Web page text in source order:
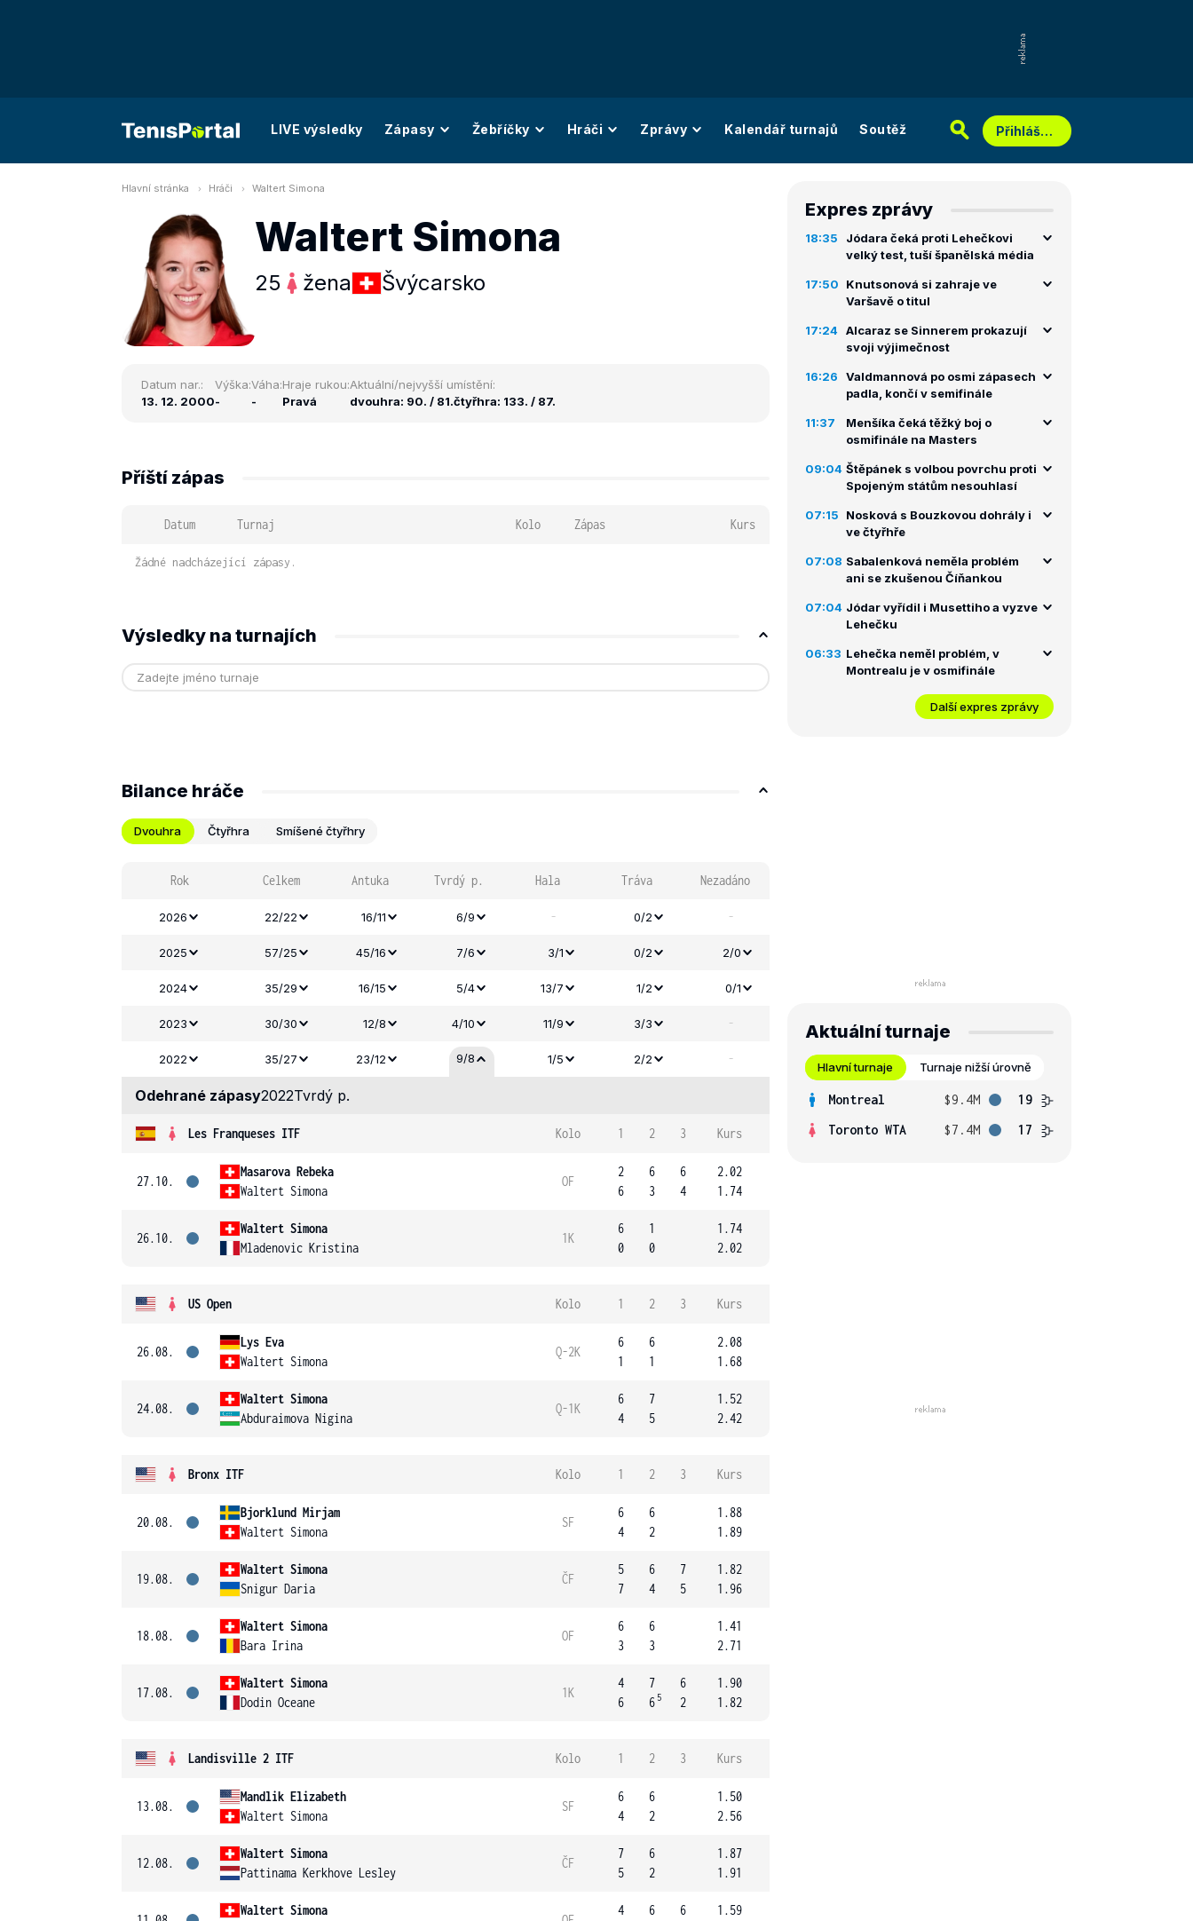
LIVE výsledky Zápasy Žebříčky Hráči Zprávy Kalendář turnajů Soutěž Přihlášení
Hlavní stránka Hráči Waltert Simona
Waltert Simona
25 žena Švýcarsko
Datum nar.:
13. 12. 2000
Výška:
-
Váha:
-
Hraje rukou:
Pravá
Aktuální/nejvyšší umístění:
dvouhra: 90. / 81.čtyřhra: 133. / 87.
Příští zápas
Datum Turnaj Kolo Zápas Kurs
Žádné nadcházející zápasy.
Výsledky na turnajích
Bilance hráče
Dvouhra Čtyřhra Smíšené čtyřhry
Rok Celkem Antuka Tvrdý p. Hala Tráva Nezadáno
2026 22/22 16/11 6/9 - 0/2 -
2025 57/25 45/16 7/6 3/1 0/2 2/0
2024 35/29 16/15 5/4 13/7 1/2 0/1
2023 30/30 12/8 4/10 11/9 3/3 -
2022 35/27 23/12 9/8 1/5 2/2 -
Odehrané zápasy2022Tvrdý p.
Les Franqueses ITF Kolo 1 2 3 Kurs
27.10.
Masarova Rebeka
Waltert Simona
OF
2
6
6
3
6
4
2.02
1.74
26.10.
Waltert Simona
Mladenovic Kristina
1K
6
0
1
0
1.74
2.02
US Open Kolo 1 2 3 Kurs
26.08.
Lys Eva
Waltert Simona
Q-2K
6
1
6
1
2.08
1.68
24.08.
Waltert Simona
Abduraimova Nigina
Q-1K
6
4
7
5
1.52
2.42
Bronx ITF Kolo 1 2 3 Kurs
20.08.
Bjorklund Mirjam
Waltert Simona
SF
6
4
6
2
1.88
1.89
19.08.
Waltert Simona
Snigur Daria
ČF
5
7
6
4
7
5
1.82
1.96
18.08.
Waltert Simona
Bara Irina
OF
6
3
6
3
1.41
2.71
17.08.
Waltert Simona
Dodin Oceane
1K
4
6
7
6 5
6
2
1.90
1.82
Landisville 2 ITF Kolo 1 2 3 Kurs
13.08.
Mandlik Elizabeth
Waltert Simona
SF
6
4
6
2
1.50
2.56
12.08.
Waltert Simona
Pattinama Kerkhove Lesley
ČF
7
5
6
2
1.87
1.91
Waltert Simona
4
6
6
1.59
Expres zprávy
18:35
Jódara čeká proti Lehečkovi
velký test, tuší španělská média
17:50
Knutsonová si zahraje ve
Varšavě o titul
17:24 Alcaraz se Sinnerem prokazují
svoji výjimečnost
16:26
Valdmannová po osmi zápasech
padla, končí v semifinále
11:37
Menšíka čeká těžký boj o
osmifinále na Masters
09:04 Štěpánek s volbou povrchu proti
Spojeným státům nesouhlasí
07:15
Nosková s Bouzkovou dohrály i
ve čtyřhře
07:08 Sabalenková neměla problém
ani se zkušenou Číňankou
07:04 Jódar vyřídil i Musettiho a vyzve
Lehečku
06:33 Lehečka neměl problém, v
Montrealu je v osmifinále
Další expres zprávy
Aktuální turnaje
Hlavní turnaje Turnaje nižší úrovně
Montreal $9.4M
19
Toronto WTA
$7.4M 17